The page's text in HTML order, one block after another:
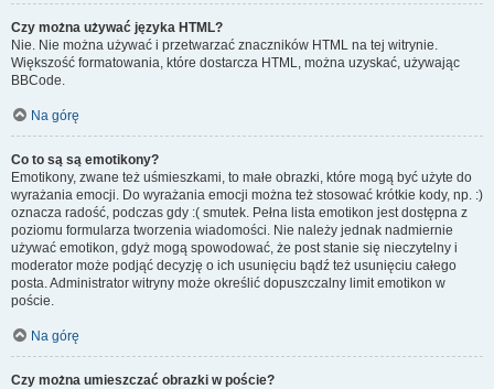
Czy można używać języka HTML?
Nie. Nie można używać i przetwarzać znaczników HTML na tej witrynie.
Większość formatowania, które dostarcza HTML, można uzyskać, używając
BBCode.
Na górę
Co to są są emotikony?
Emotikony, zwane też uśmieszkami, to małe obrazki, które mogą być użyte do
wyrażania emocji. Do wyrażania emocji można też stosować krótkie kody, np. :)
oznacza radość, podczas gdy :( smutek. Pełna lista emotikon jest dostępna z
poziomu formularza tworzenia wiadomości. Nie należy jednak nadmiernie
używać emotikon, gdyż mogą spowodować, że post stanie się nieczytelny i
moderator może podjąć decyzję o ich usunięciu bądź też usunięciu całego
posta. Administrator witryny może określić dopuszczalny limit emotikon w
poście.
Na górę
Czy można umieszczać obrazki w poście?